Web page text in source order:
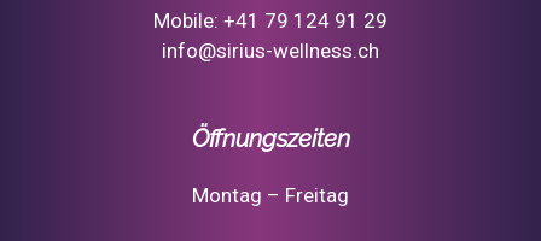
Mobile: +41 79 124 91 29
info@sirius-wellness.ch
Öffnungszeiten
Montag – Freitag